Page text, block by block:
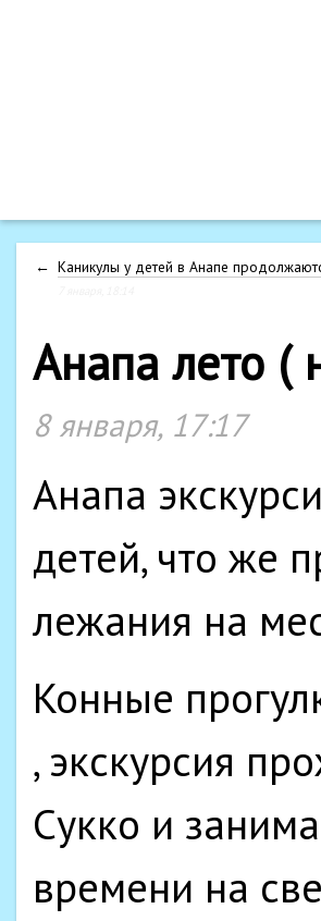
← Каникулы у детей в Анапе
Анапа лето (
8 января, 17:17
Анапа
детей, что же
лежания на
Конные
, экскурсия
Сукко и
времени на